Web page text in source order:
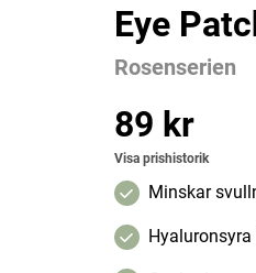
ocksåEye
Rosenserien
Pris: 89 kr
89 kr
Visa prishistorik
Minskar